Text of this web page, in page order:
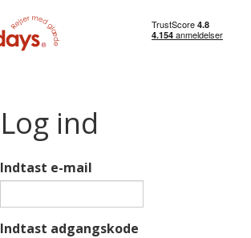
Log ind
Indtast e-mail
Indtast adgangskode